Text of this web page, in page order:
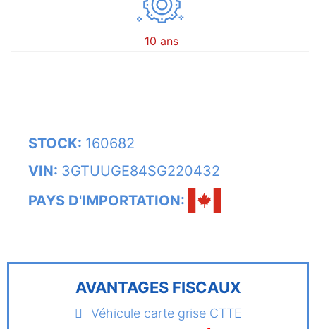
10 ans
STOCK: 160682
VIN: 3GTUUGE84SG220432
PAYS D'IMPORTATION:
AVANTAGES FISCAUX
Véhicule carte grise CTTE